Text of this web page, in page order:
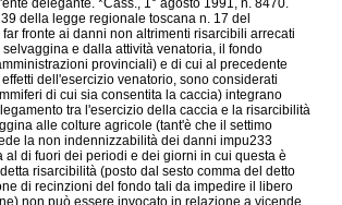
delegante. *Cass., 1° agosto 1991, n. 8470.
della legge regionale toscana n. 17 del
fronte ai danni non altrimenti risarcibili arrecati
e dalla attività venatoria, il fondo
provinciali) e di cui al precedente
dell'esercizio venatorio, sono considerati
di cui sia consentita la caccia) integrano
tra l'esercizio della caccia e la risarcibilità
alle colture agricole (tant'è che il settimo
la non indennizzabilità dei danni impu233
di fuori dei periodi e dei giorni in cui questa è
risarcibilità (posto dal sesto comma del detto
di recinzioni del fondo tali da impedire il libero
non può essere invocato in relazione a vicende